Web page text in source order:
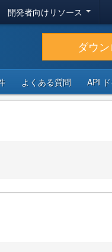
開発者向けリソース
ダウ
よくある質問 API